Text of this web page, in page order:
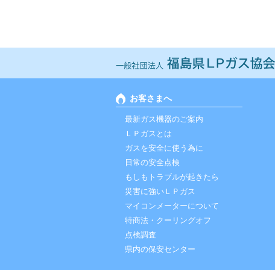
お客さまへ
最新ガス機器のご案内
ＬＰガスとは
ガスを安全に使う為に
日常の安全点検
もしもトラブルが起きたら
災害に強いＬＰガス
マイコンメーターについて
特商法・クーリングオフ
点検調査
県内の保安センター